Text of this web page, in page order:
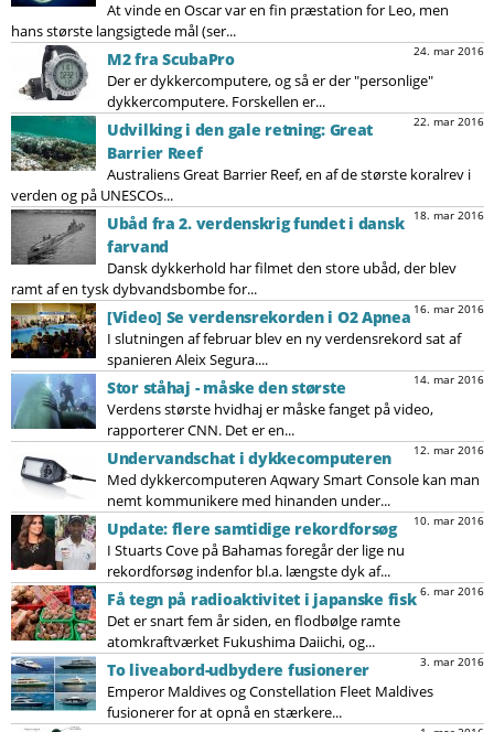
At vinde en Oscar var en fin præstation for Leo, men
hans største langsigtede mål (ser...
24. mar 2016
M2 fra ScubaPro
Der er dykkercomputere, og så er der "personlige"
dykkercomputere. Forskellen er...
22. mar 2016
Udvilking i den gale retning: Great
Barrier Reef
Australiens Great Barrier Reef, en af de største koralrev i
verden og på UNESCOs...
18. mar 2016
Ubåd fra 2. verdenskrig fundet i dansk
farvand
Dansk dykkerhold har filmet den store ubåd, der blev
ramt af en tysk dybvandsbombe for...
16. mar 2016
[Video] Se verdensrekorden i O2 Apnea
I slutningen af februar blev en ny verdensrekord sat af
spanieren Aleix Segura....
14. mar 2016
Stor ståhaj - måske den største
Verdens største hvidhaj er måske fanget på video,
rapporterer CNN. Det er en...
12. mar 2016
Undervandschat i dykkecomputeren
Med dykkercomputeren Aqwary Smart Console kan man
nemt kommunikere med hinanden under...
10. mar 2016
Update: flere samtidige rekordforsøg
I Stuarts Cove på Bahamas foregår der lige nu
rekordforsøg indenfor bl.a. længste dyk af...
6. mar 2016
Få tegn på radioaktivitet i japanske fisk
Det er snart fem år siden, en flodbølge ramte
atomkraftværket Fukushima Daiichi, og...
3. mar 2016
To liveabord-udbydere fusionerer
Emperor Maldives og Constellation Fleet Maldives
fusionerer for at opnå en stærkere...